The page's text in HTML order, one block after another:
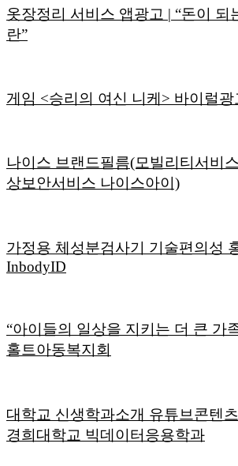
옷장정리 서비스 앱광고 | “돈이 되
란”
게임 <승리의 여신 니케> 바이럴광
나이스 브랜드필름(모빌리티서비
상보안서비스 나이스아이)
가정용 체성분검사기 기술편의성
InbodyID
“아이들의 일상을 지키는 더 큰 가
홀트아동복지회
대학교 신생학과소개 유튜브콘텐
경희대학교 빅데이터응용학과